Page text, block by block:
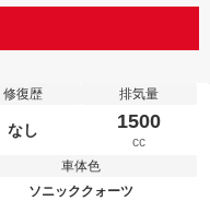
修復歴
なし
排気量
1500
cc
車体色
ソニッククォーツ